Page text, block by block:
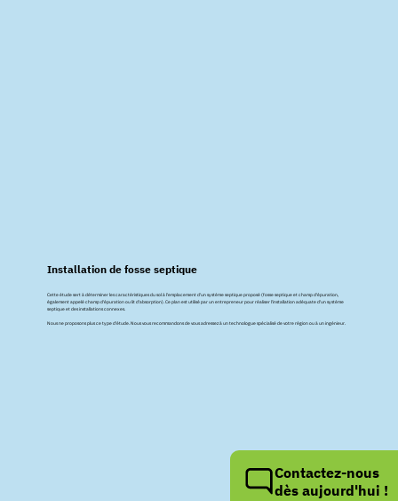
Installation de fosse septique
Cette étude sert à déterminer les caractéristiques du sol à l'emplacement d'un système septique proposé (fosse septique et champ d'épuration,
également appelé champ d'épuration ou lit d'absorption). Ce plan est utilisé par un entrepreneur pour réaliser l'installation adéquate d'un système
septique et des installations connexes.
Nous ne proposons plus ce type d'étude. Nous vous recommandons de vous adressez à un technologue spécialisé de votre région ou à un ingénieur.
Contactez-nous
dès aujourd'hui !